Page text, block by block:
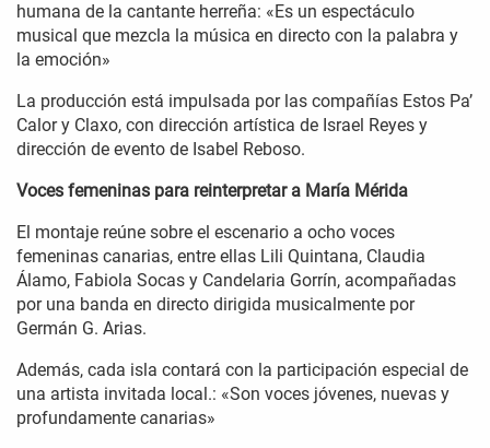
humana de la cantante herreña: «Es un espectáculo
musical que mezcla la música en directo con la palabra y
la emoción»
La producción está impulsada por las compañías Estos Pa’
Calor y Claxo, con dirección artística de Israel Reyes y
dirección de evento de Isabel Reboso.
Voces femeninas para reinterpretar a María Mérida
El montaje reúne sobre el escenario a ocho voces
femeninas canarias, entre ellas Lili Quintana, Claudia
Álamo, Fabiola Socas y Candelaria Gorrín, acompañadas
por una banda en directo dirigida musicalmente por
Germán G. Arias.
Además, cada isla contará con la participación especial de
una artista invitada local.: «Son voces jóvenes, nuevas y
profundamente canarias»